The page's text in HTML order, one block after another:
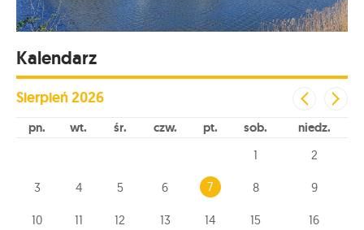
Kalendarz
Sierpień2026
pn wt śr czw pt sob niedz
1 2
3 4 5 6 7 8 9
10 11 12 13 14 15 16